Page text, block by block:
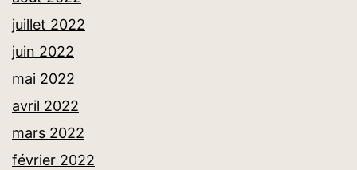
juillet 2022
juin 2022
mai 2022
avril 2022
mars 2022
février 2022